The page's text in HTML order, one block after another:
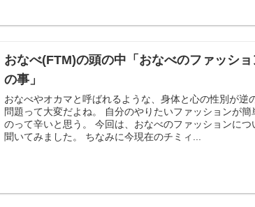
おなべ(FTM)の頭の中「おなべのファッシ
の事」
おなべやオカマと呼ばれるような、身体と心の性別が逆
問題って大変だよね。 自分のやりたいファッションが簡
のって辛いと思う。 今回は、おなべのファッションについてチミィに
聞いてみました。 ちなみに今現在のチミィ...